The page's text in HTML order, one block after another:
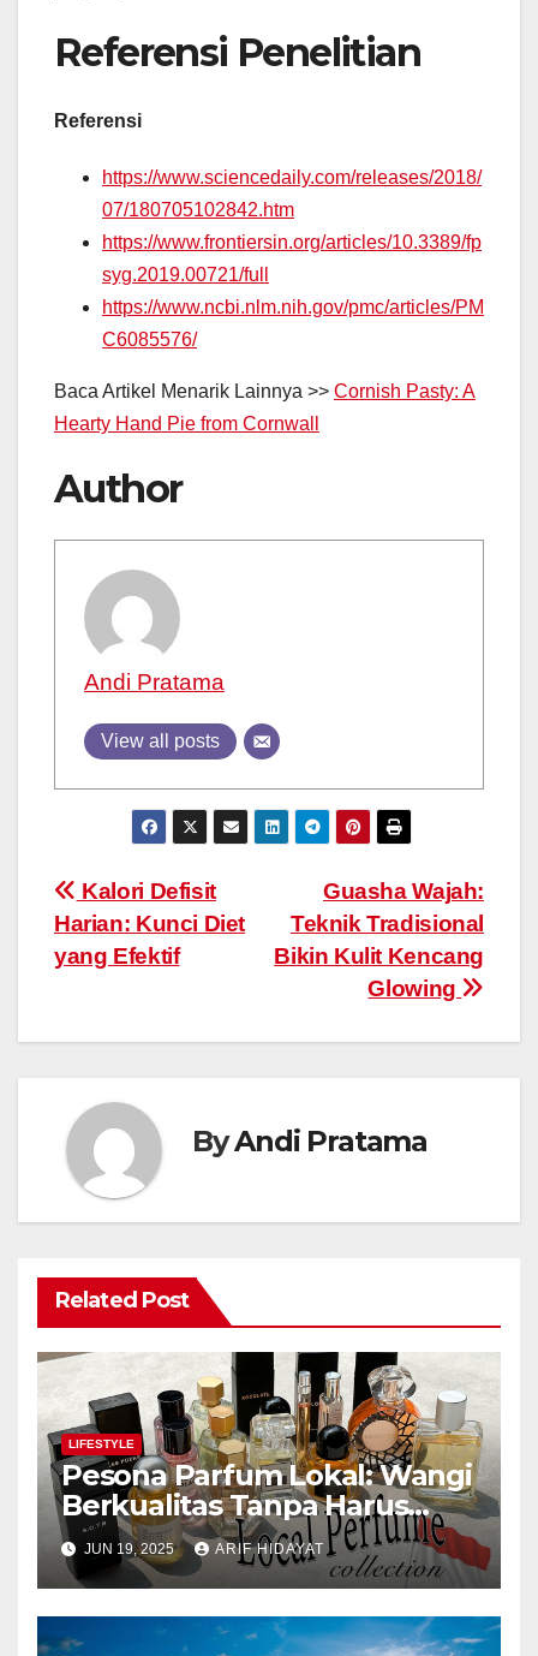
Referensi Penelitian
Referensi
https://www.sciencedaily.com/releases/2018/
07/180705102842.htm
https://www.frontiersin.org/articles/10.3389/fp
syg.2019.00721/full
https://www.ncbi.nlm.nih.gov/pmc/articles/PM
C6085576/
Baca Artikel Menarik Lainnya >> Cornish Pasty: A
Hearty Hand Pie from Cornwall
Author
Andi Pratama
View all posts
Post
navigation
Guasha Wajah:
Teknik Tradisional
Bikin Kulit Kencang
Glowing
Kalori Defisit
Harian: Kunci Diet
yang Efektif
ByAndi Pratama
Related Post
LIFESTYLE
Pesona Parfum Lokal: Wangi
Berkualitas Tanpa Harus
Mahal
JUN 19, 2025 ARIF HIDAYAT